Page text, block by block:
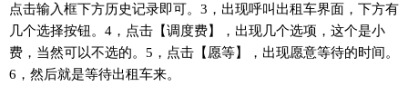
点击输入框下方历史记录即可。3，出现呼叫出租车界面，下方有
几个选择按钮。4，点击【调度费】，出现几个选项，这个是小
费，当然可以不选的。5，点击【愿等】，出现愿意等待的时间。
6，然后就是等待出租车来。